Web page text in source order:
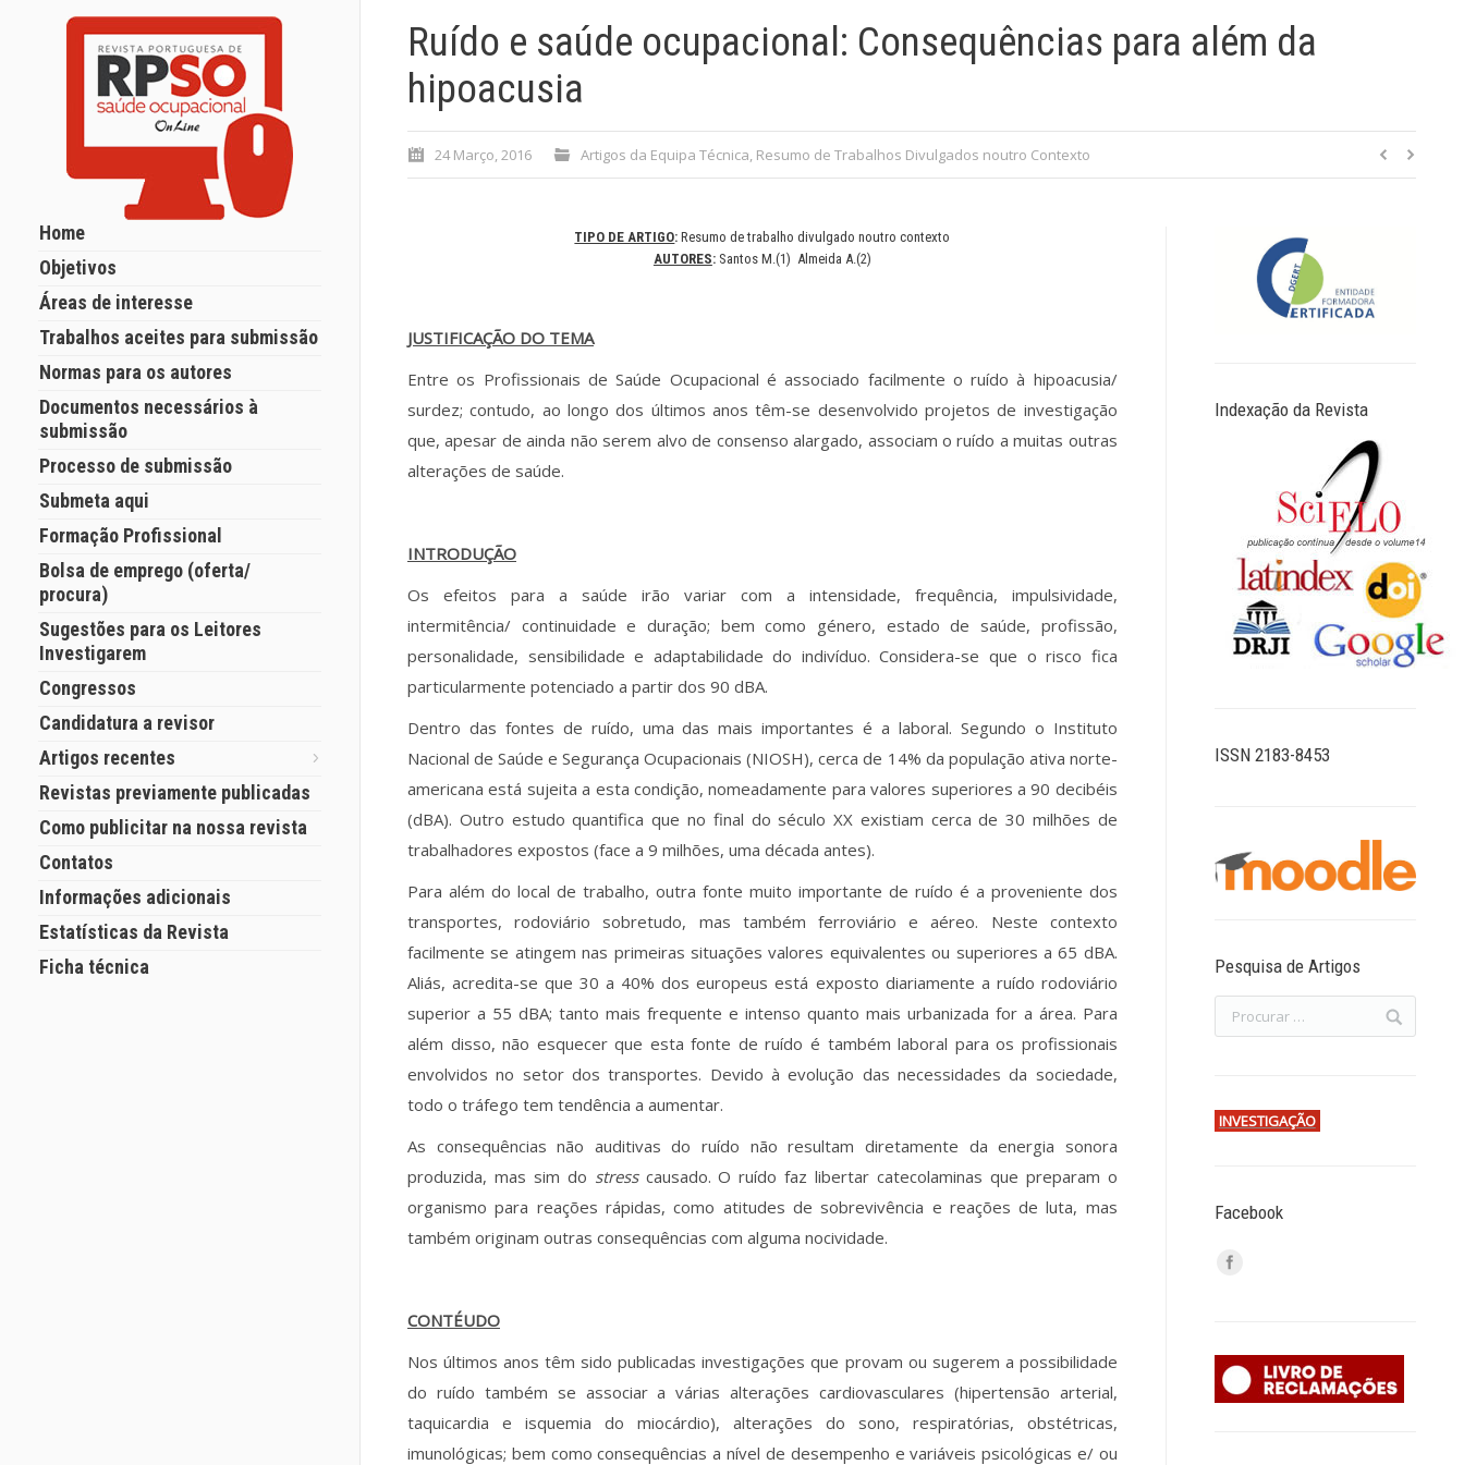
Home
Objetivos
Áreas de interesse
Trabalhos aceites para submissão
Normas para os autores
Documentos necessários à
submissão
Processo de submissão
Submeta aqui
Formação Profissional
Bolsa de emprego (oferta/
procura)
Sugestões para os Leitores
Investigarem
Congressos
Candidatura a revisor
Artigos recentes
Revistas previamente publicadas
Como publicitar na nossa revista
Contatos
Informações adicionais
Estatísticas da Revista
Ficha técnica
Ruído e saúde ocupacional: Consequências para além da
hipoacusia
24 Março, 2016 Artigos da Equipa Técnica, Resumo de Trabalhos Divulgados noutro Contexto
TIPO DE ARTIGO:Resumo de trabalho divulgado noutro contexto
AUTORES: Santos M.(1) Almeida A.(2)
JUSTIFICAÇÃO DO TEMA
Entre os Profissionais de Saúde Ocupacional é associado facilmente o ruído à hipoacusia/
surdez; contudo, ao longo dos últimos anos têm-se desenvolvido projetos de investigação
que, apesar de ainda não serem alvo de consenso alargado, associam o ruído a muitas outras
alterações de saúde.
INTRODUÇÃO
Os efeitos para a saúde irão variar com a intensidade, frequência, impulsividade,
intermitência/ continuidade e duração; bem como género, estado de saúde, profissão,
personalidade, sensibilidade e adaptabilidade do indivíduo. Considera-se que o risco fica
particularmente potenciado a partir dos 90 dBA.
Dentro das fontes de ruído, uma das mais importantes é a laboral. Segundo o Instituto
Nacional de Saúde e Segurança Ocupacionais (NIOSH), cerca de 14% da população ativa norte-
americana está sujeita a esta condição, nomeadamente para valores superiores a 90 decibéis
(dBA). Outro estudo quantifica que no final do século XX existiam cerca de 30 milhões de
trabalhadores expostos (face a 9 milhões, uma década antes).
Para além do local de trabalho, outra fonte muito importante de ruído é a proveniente dos
transportes, rodoviário sobretudo, mas também ferroviário e aéreo. Neste contexto
facilmente se atingem nas primeiras situações valores equivalentes ou superiores a 65 dBA.
Aliás, acredita-se que 30 a 40% dos europeus está exposto diariamente a ruído rodoviário
superior a 55 dBA; tanto mais frequente e intenso quanto mais urbanizada for a área. Para
além disso, não esquecer que esta fonte de ruído é também laboral para os profissionais
envolvidos no setor dos transportes. Devido à evolução das necessidades da sociedade,
todo o tráfego tem tendência a aumentar.
As consequências não auditivas do ruído não resultam diretamente da energia sonora
produzida, mas sim do stresscausado. O ruído faz libertar catecolaminas que preparam o
organismo para reações rápidas, como atitudes de sobrevivência e reações de luta, mas
também originam outras consequências com alguma nocividade.
CONTÉUDO
Nos últimos anos têm sido publicadas investigações que provam ou sugerem a possibilidade
do ruído também se associar a várias alterações cardiovasculares (hipertensão arterial,
taquicardia e isquemia do miocárdio), alterações do sono, respiratórias, obstétricas,
imunológicas; bem como consequências a nível de desempenho e variáveis psicológicas e/ ou
Indexação da Revista
ISSN 2183-8453
Pesquisa de Artigos
INVESTIGAÇÃO
Facebook